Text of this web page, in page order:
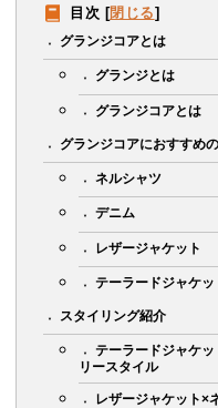
目次 [閉じる]
グランジコアとは
グランジとは
グランジコアとは
グランジコアにおすすめ
ネルシャツ
デニム
レザージャケット
テーラードジャケッ
スタイリング紹介
テーラードジャケ
リースタイル
レザージャケット×